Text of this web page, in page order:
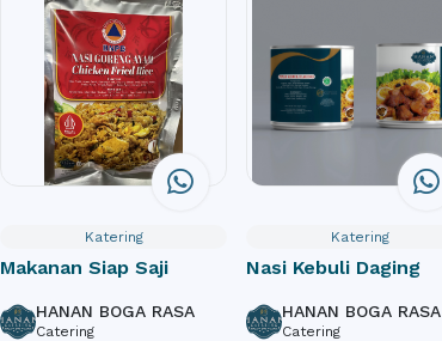
Katering
Makanan Siap Saji
HANAN BOGA RASA
Catering
Katering
Nasi Kebuli Daging
HANAN BOGA RASA
Catering